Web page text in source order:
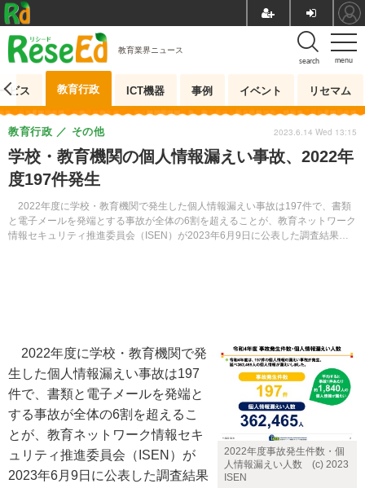
menu
search
教育業界ニュース
ビス 教育行政 ICT機器 事例 イベント リセマム
学校・教育機関の個人情報漏えい事故、2022年
度197件発生
2022年度に学校・教育機関で発生した個人情報漏えい事故は197件で、書類
と電子メールを発端とする事故が全体の6割を超えることが、教育ネットワーク
情報セキュリティ推進委員会（ISEN）が2023年6月9日に公表した調査結果か
教育行政 その他 2023.6.14 Wed 13:15
2022年度事故発生件数・個
人情報漏えい人数 (c) 2023
ISEN
2022年度に学校・教育機関で発
生した個人情報漏えい事故は197
件で、書類と電子メールを発端と
する事故が全体の6割を超えるこ
とが、教育ネットワーク情報セキ
ュリティ推進委員会（ISEN）が
2023年6月9日に公表した調査結果